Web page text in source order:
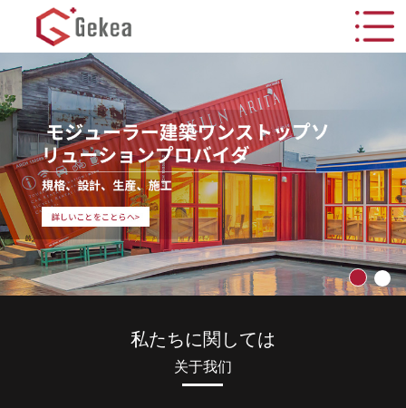
私たちに関しては
关于我们